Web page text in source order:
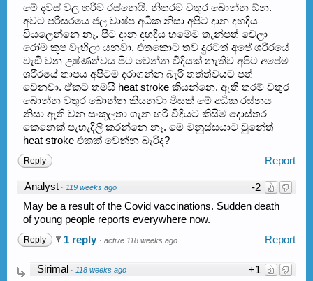
මේ දවස් වල හරීම රස්නෙයි. නිතරම වතුර බොන්න ඕන.
අවට පරිසරයෙ ජල වාෂ්ප අධික නිසා අපිට දාන දහදිය
වියලෙන්නෙ නෑ. පිට දාන දහදිය හමේම තැන්පත් වෙලා
රෝම කූප වැහිලා යනවා. එතකොට තව දුරටත් අපේ ශරීරයේ
වැඩි වන උෂ්ණත්වය පිට වෙන්න විදියක් නැතිව අපිට අපේම
ශරීරයේ තාපය අපිටම දරාගන්න බැරි තත්ත්වයට පත්
වෙනවා. ඒකට තමයි heat stroke කියන්නෙ. ඇති තරම් වතුර
බොන්න වතුර බොන්න කියනවා මිසක් මේ අධික රස්නය
නිසා ඇති වන සංකූලතා ගැන හරි විදියට කිසිම දොස්තර
කෙනෙක් පැහැදිලි කරන්නෙ නෑ. මේ මනුස්සයාට වුනේත්
heat stroke එකක් වෙන්න බැරිද?
Report
Reply
-2
Analyst · 119 weeks ago
May be a result of the Covid vaccinations. Sudden death
of young people reports everywhere now.
Report
Reply 1 reply · active 118 weeks ago
+1
Sirimal · 118 weeks ago